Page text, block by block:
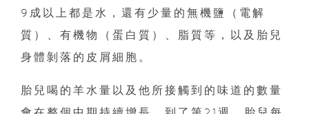
9成以上都是水，還有少量的無機鹽（電解
質）、有機物（蛋白質）、脂質等，以及胎兒
身體剝落的皮屑細胞。
胎兒喝的羊水量以及他所接觸到的味道的數量